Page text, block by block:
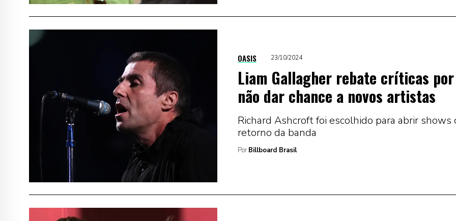
OASIS 23/10/2024
Liam Gallagher rebate críticas por
não dar chance a novos artistas
Richard Ashcroft foi escolhido para abrir shows
retorno da banda
Por Billboard Brasil